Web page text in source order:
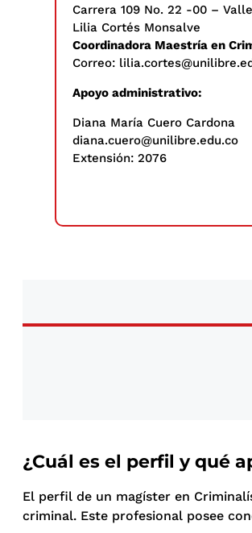
Carrera 109 No. 22 -00 –
Lilia Cortés Monsalve
Coordinadora Maestría en
Correo:
Apoyo administrativo:
Diana María Cuero Cardona
diana.cuero@unilibre.edu.co
Extensión: 2076
¿Cuál es el perfil y qué
El perfil de un magíster en
criminal. Este profesional posee